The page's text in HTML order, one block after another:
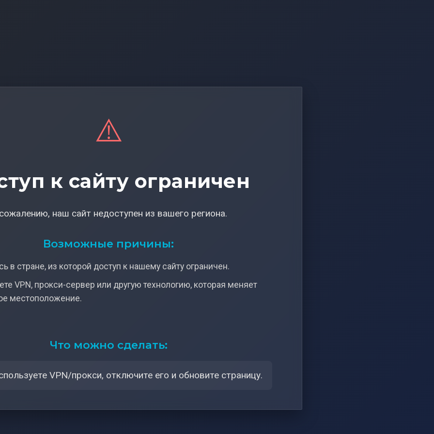
⚠️
к сайту ограничен
наш сайт недоступен из вашего региона.
Возможные причины:
в стране, из которой доступ к нашему сайту ограничен.
VPN, прокси-сервер или другую технологию, которая меняет
местоположение.
Что можно сделать:
VPN/прокси, отключите его и обновите страницу.